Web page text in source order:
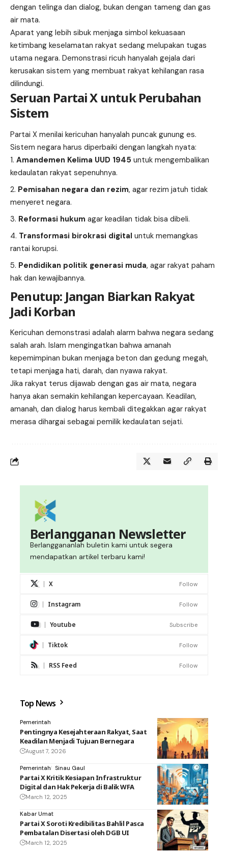
dengan telinga dan dialog, bukan dengan tameng dan gas
air mata.
Aparat yang lebih sibuk menjaga simbol kekuasaan
ketimbang keselamatan rakyat sedang melupakan tugas
utama negara. Demonstrasi ricuh hanyalah gejala dari
kerusakan sistem yang membuat rakyat kehilangan rasa
dilindungi.
Seruan Partai X untuk Perubahan
Sistem
Partai X menilai kericuhan hanyalah puncak gunung es.
Sistem negara harus diperbaiki dengan langkah nyata:
Amandemen Kelima UUD 1945 untuk mengembalikan
kedaulatan rakyat sepenuhnya.
Pemisahan negara dan rezim, agar rezim jatuh tidak
menyeret negara.
Reformasi hukum agar keadilan tidak bisa dibeli.
Transformasi birokrasi digital untuk memangkas
rantai korupsi.
Pendidikan politik generasi muda, agar rakyat paham
hak dan kewajibannya.
Penutup: Jangan Biarkan Rakyat
Jadi Korban
Kericuhan demonstrasi adalah alarm bahwa negara sedang
salah arah. Islam mengingatkan bahwa amanah
kepemimpinan bukan menjaga beton dan gedung megah,
tetapi menjaga hati, darah, dan nyawa rakyat.
Jika rakyat terus dijawab dengan gas air mata, negara
hanya akan semakin kehilangan kepercayaan. Keadilan,
amanah, dan dialog harus kembali ditegakkan agar rakyat
merasa dihargai sebagai pemilik kedaulatan sejati.
Berlangganan Newsletter
Berlanggananlah buletin kami untuk segera
mendapatkan artikel terbaru kami!
X Follow
Instagram Follow
Youtube Subscribe
Tiktok Follow
RSS Feed Follow
Top News
Pemerintah
Pentingnya Kesejahteraan Rakyat, Saat
Keadilan Menjadi Tujuan Bernegara
August 7, 2026
Pemerintah Sinau Gaul
Partai X Kritik Kesiapan Infrastruktur
Digital dan Hak Pekerja di Balik WFA
March 12, 2025
Kabar Umat
Partai X Soroti Kredibilitas Bahlil Pasca
Pembatalan Disertasi oleh DGB UI
March 12, 2025